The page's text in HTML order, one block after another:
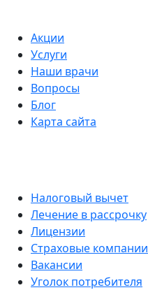
Акции
Услуги
Наши врачи
Вопросы
Блог
Карта сайта
Налоговый вычет
Лечение в рассрочку
Лицензии
Страховые компании
Вакансии
Уголок потребителя